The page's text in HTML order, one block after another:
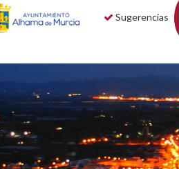
Sugerencias